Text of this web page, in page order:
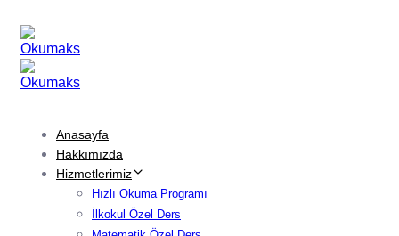
links
primary
navigation
Skip
content
Anasayfa
Hakkımızda
Hizmetlerimiz
Hızlı Okuma Programı
İlkokul Özel Ders